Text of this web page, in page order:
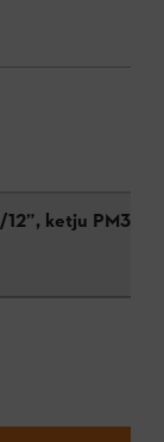
ketju PM3,